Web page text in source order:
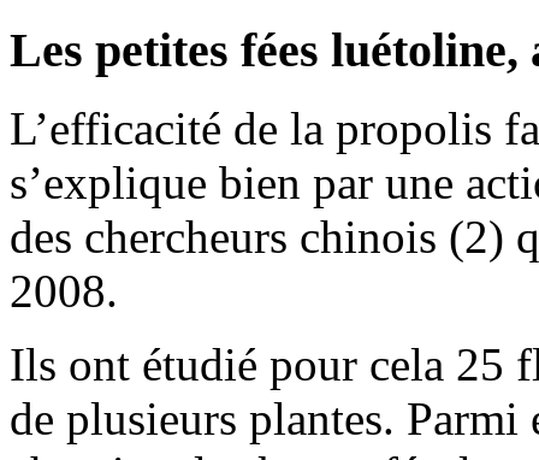
Les petites fées
L’efficacité de la propolis
s’explique bien par une
des chercheurs chinois (2)
2008.
Ils ont étudié pour cela 25
de plusieurs plantes.